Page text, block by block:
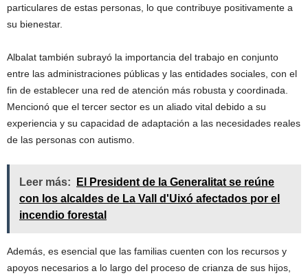
particulares de estas personas, lo que contribuye positivamente a
su bienestar.
Albalat también subrayó la importancia del trabajo en conjunto
entre las administraciones públicas y las entidades sociales, con el
fin de establecer una red de atención más robusta y coordinada.
Mencionó que el tercer sector es un aliado vital debido a su
experiencia y su capacidad de adaptación a las necesidades reales
de las personas con autismo.
Leer más:
El President de la Generalitat se reúne
con los alcaldes de La Vall d'Uixó afectados por el
incendio forestal
Además, es esencial que las familias cuenten con los recursos y
apoyos necesarios a lo largo del proceso de crianza de sus hijos,